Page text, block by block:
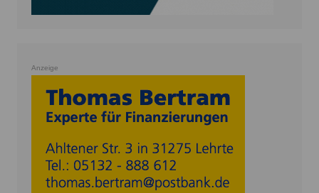
Anzeige